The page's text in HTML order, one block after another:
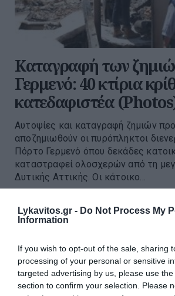
Lykavitos.gr - Do Not Process My
Information
If you wish to opt-out of the sale, sharing
processing of your personal or sensitive
targeted advertising by us, please use
section to confirm your selection. Please
Καταγραφή των
Γερμενό: 40 κτίρια
κατεδαφιστέα
Αυτοψίες και καταγραφή ζημιών
αποζημιωθούν οι πυρόπληκτοι
Πόρτο Γερμενό όπου δεκάδες
καταστραφεί ολοσχερών από τη
Δυτικής Αττικής. Οι κάτοικο...